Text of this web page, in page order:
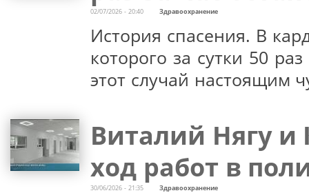
02/07/2026 - 20:40 Здравоохранение
История спасения. В
которого за сутки 50
этот случай настоящим
Виталий Нягу и
ход работ в
30/06/2026 - 21:35 Здравоохранение